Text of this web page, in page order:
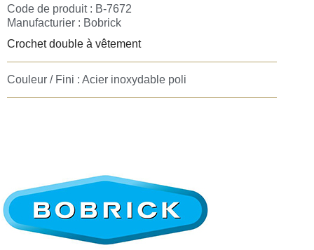
Code de produit : B-7672
Manufacturier : Bobrick
Crochet double à vêtement
Couleur / Fini : Acier inoxydable poli